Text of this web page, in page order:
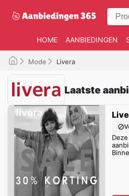
HOME AANBIEDINGEN
Mode Livera
Laatste